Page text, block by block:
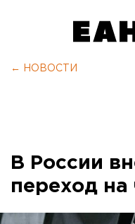
← НОВОСТИ
В России
переход на